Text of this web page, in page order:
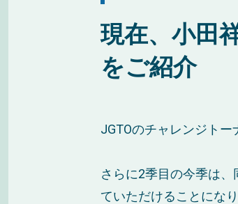
現在、小田
をご紹介
JGTOのチャレンジトー
さらに2季目の今季は
ていただけることになり